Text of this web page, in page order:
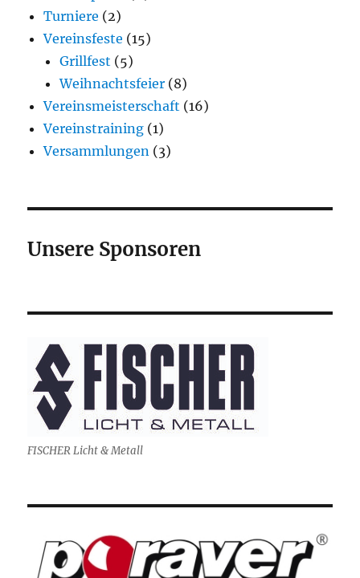
Turniere (2)
Vereinsfeste (15)
Grillfest (5)
Weihnachtsfeier (8)
Vereinsmeisterschaft (16)
Vereinstraining (1)
Versammlungen (3)
Unsere Sponsoren
FISCHER Licht & Metall